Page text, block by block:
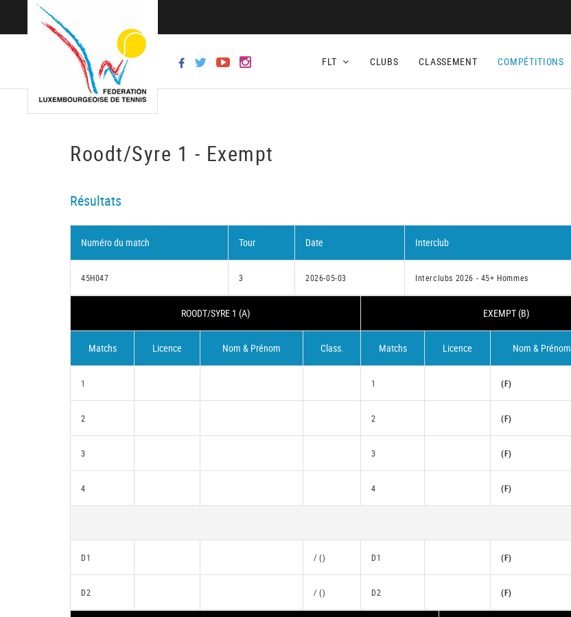
FLT CLUBS CLASSEMENT COMPÉTITIONS
Roodt/Syre 1 - Exempt
Résultats
Numéro du match Tour Date Interclub
45H047 3 2026-05-03 Interclubs 2026 - 45+ Hommes
ROODT/SYRE 1 (A) EXEMPT (B)
Matchs Licence Nom & Prénom Class. Matchs Licence Nom & Prénom
1 1 (F)
2 2 (F)
3 3 (F)
4 4 (F)
D1 / () D1 (F)
D2 / () D2 (F)